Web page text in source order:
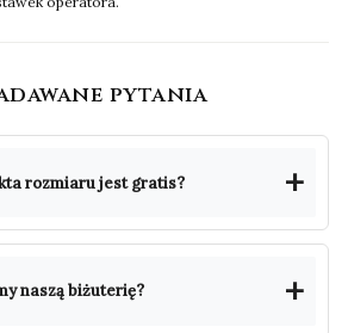
pytania
rozmiaru jest gratis?
naszą biżuterię?